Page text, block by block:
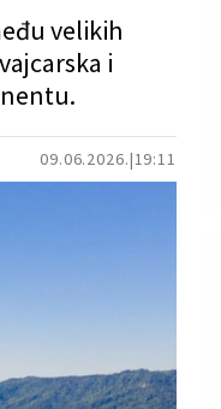
09.06.2026. 19:11
velikih
i